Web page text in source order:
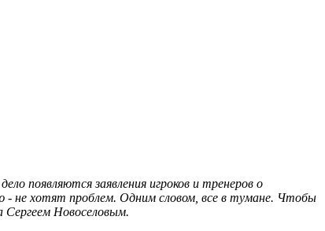
появляются заявления игроков и тренеров о
- не хотят проблем. Одним словом, все в тумане. Чтобы
Сергеем Новоселовым.